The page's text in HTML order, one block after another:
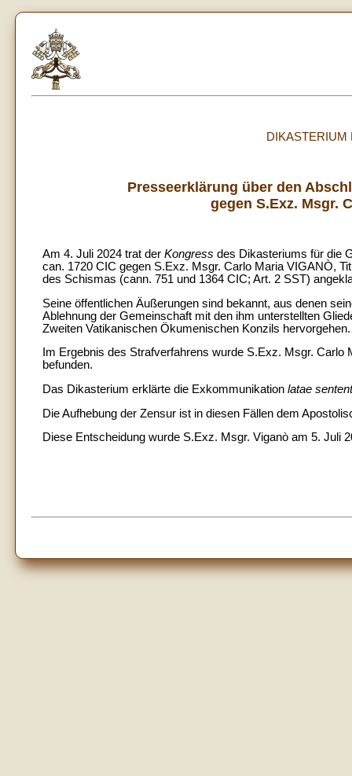
DIKASTERIUM
Presseerklärung über den
gegen S.Exz. Msgr.
Am 4. Juli 2024 trat der Kongress des Dikasteriums für die
can. 1720 CIC gegen S.Exz. Msgr. Carlo Maria VIGANÒ,
des Schismas (cann. 751 und 1364 CIC; Art. 2 SST)
Seine öffentlichen Äußerungen sind bekannt, aus denen
Ablehnung der Gemeinschaft mit den ihm unterstellten
Zweiten Vatikanischen Ökumenischen Konzils hervorgehen.
Im Ergebnis des Strafverfahrens wurde S.Exz. Msgr.
befunden.
Das Dikasterium erklärte die Exkommunikation latae
Die Aufhebung der Zensur ist in diesen Fällen dem
Diese Entscheidung wurde S.Exz. Msgr. Viganò am 5. Juli